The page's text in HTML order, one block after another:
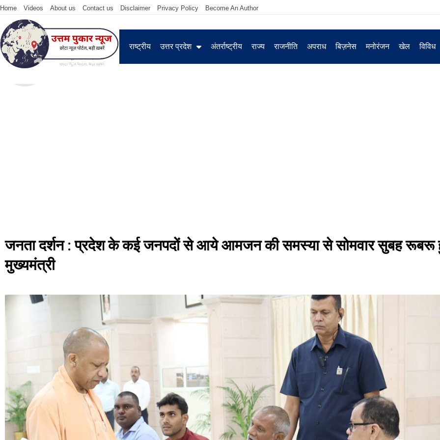
Home Videos About us Contact us Disclaimer Privacy Policy Become An Author
राष्ट्रीय उत्तर प्रदेश अंतर्राष्ट्रीय राज्य राजनीति अपराध बिज़नेस मनोरंजन खेल विविध
जनता दर्शन : प्रदेश के कई जनपदों से आये आमजन की समस्या से सोमवार सुबह रूबरू
मुख्यमंत्री